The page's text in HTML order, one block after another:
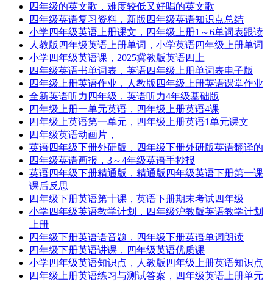
四年级的英文歌，难度较低又好唱的英文歌
四年级英语复习资料，新版四年级英语知识点总结
小学四年级英语上册课文，四年级上册1～6单词表跟读
人教版四年级英语上册单词，小学英语四年级上册单词
小学四年级英语课，2025冀教版英语四上
四年级英语书单词表，英语四年级上册单词表电子版
四年级上册英语作业，人教版四年级上册英语课堂作业
全新英语听力四年级，英语听力4年级基础版
四年级上册一单元英语，四年级上册英语4课
四年级上英语第一单元，四年级上册英语1单元课文
四年级英语动画片，
英语四年级下册外研版，四年级下册外研版英语翻译的
四年级英语画报，3～4年级英语手抄报
英语四年级下册精通版，精通版四年级英语下册第一课
课后反思
四年级下册英语第十课，英语下册期末考试四年级
小学四年级英语教学计划，四年级沪教版英语教学计划
上册
四年级下册英语语音题，四年级下册英语单词朗读
四年级下册英语讲课，四年级英语优质课
小学四年级英语知识点，人教版四年级上册英语知识点
四年级上册英语练习与测试答案，四年级英语上册单元